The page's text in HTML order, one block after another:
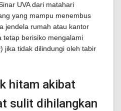
UVA dari matahari
yang mampu menembus
jendela rumah atau kantor
tetap berisiko mengalami
) jika tidak dilindungi oleh tabir
hitam akibat
sulit dihilangkan